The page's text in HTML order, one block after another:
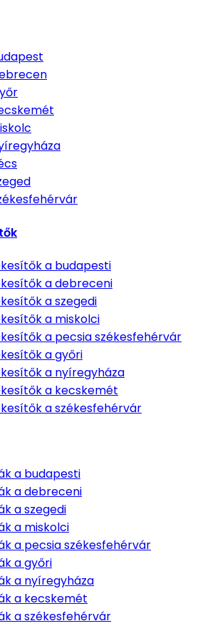
a budapesti
a debreceni
a szegedi
a miskolci
a pecsia székesfehérvár
a győri
a nyíregyháza
a kecskemét
a székesfehérvár
a budapesti
a debreceni
a szegedi
a miskolci
a pecsia székesfehérvár
a győri
a nyíregyháza
a kecskemét
a székesfehérvár